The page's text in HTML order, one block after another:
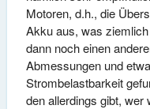
Motoren, d.h., die
Akku aus, was
dann noch einen
Abmessungen und
Strombelastbarkeit
den allerdings gibt,